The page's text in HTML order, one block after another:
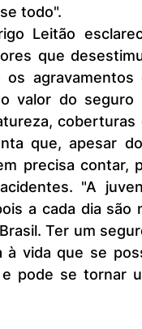
todo".
que
os
valor do
que, apesar
precisa contar,
"A
a cada dia são
Ter um
à vida que se
pode se tornar